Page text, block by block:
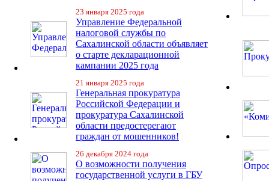
23 января 2025 года
Управление Федеральной
налоговой службы по
Сахалинской области объявляет
о старте декларационной
кампании 2025 года
21 января 2025 года
Генеральная прокуратура
Российской Федерации и
прокуратура Сахалинской
области предостерегают
граждан от мошенников!
26 декабря 2024 года
О возможности получения
государственной услуги в ГБУ